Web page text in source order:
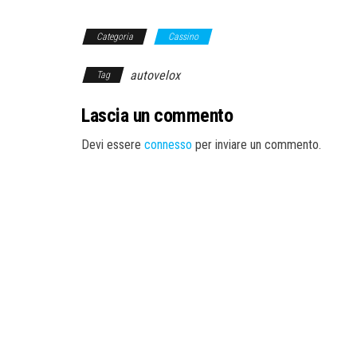
Categoria Cassino
Tag autovelox
Lascia un commento
Devi essere connesso per inviare un commento.